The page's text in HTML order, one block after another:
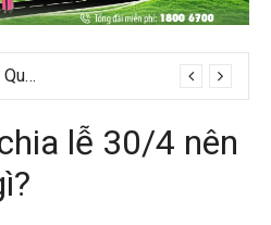
Tips du lịch Sri Lanka trọn vẹn cho người mới
lễ 30/4 nên